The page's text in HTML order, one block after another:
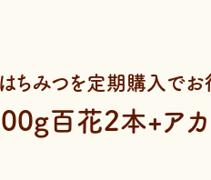
はちみつを定期購入で
百花2本+アカ